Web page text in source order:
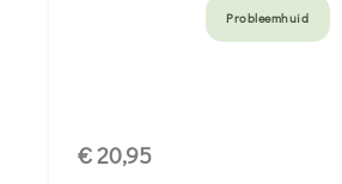
Probleemhuid
€ 20,95